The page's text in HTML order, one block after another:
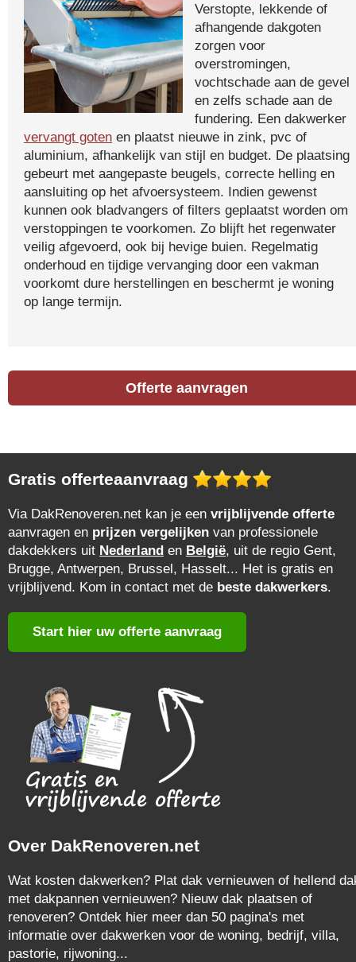
Verstopte, lekkende of
afhangende dakgoten
zorgen voor
overstromingen,
vochtschade aan de gevel
en zelfs schade aan de
fundering. Een dakwerker
vervangt goten en plaatst nieuwe in zink, pvc of
aluminium, afhankelijk van stijl en budget. De plaatsing
gebeurt met aangepaste beugels, correcte helling en
aansluiting op het afvoersysteem. Indien gewenst
kunnen ook bladvangers of filters geplaatst worden om
verstoppingen te voorkomen. Zo blijft het regenwater
veilig afgevoerd, ook bij hevige buien. Regelmatig
onderhoud en tijdige vervanging door een vakman
voorkomt dure herstellingen en beschermt je woning
op lange termijn.
Offerte aanvragen
Gratis offerteaanvraag
Via DakRenoveren.net kan je een vrijblijvende offerte
aanvragen en prijzen vergelijken van professionele
dakdekkers uit Nederland en België, uit de regio Gent,
Brugge, Antwerpen, Brussel, Hasselt... Het is gratis en
vrijblijvend. Kom in contact met de beste dakwerkers.
Start hier uw offerte aanvraag
Over DakRenoveren.net
Wat kosten dakwerken? Plat dak vernieuwen of hellend
met dakpannen vernieuwen? Nieuw dak plaatsen of
renoveren? Ontdek hier meer dan 50 pagina's met
informatie over dakwerken voor de woning, bedrijf, villa,
pastorie, rijwoning...